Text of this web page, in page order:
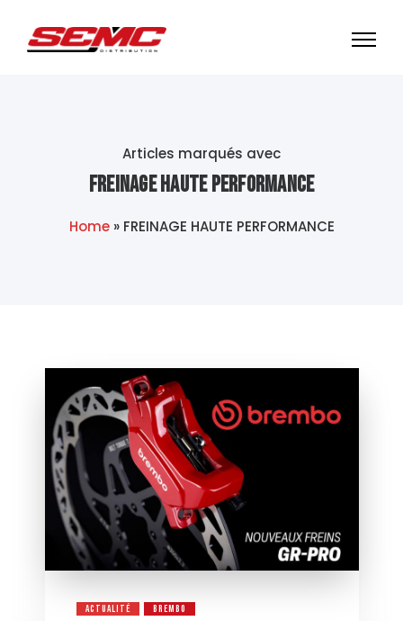
Articles marqués avec
FREINAGE HAUTE PERFORMANCE
Home» FREINAGE HAUTE PERFORMANCE
ACTUALITÉ BREMBO